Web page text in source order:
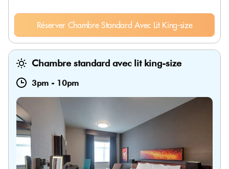
Réserver Chambre Standard Avec Lit King-size
Chambre standard avec lit king-size
3pm - 10pm